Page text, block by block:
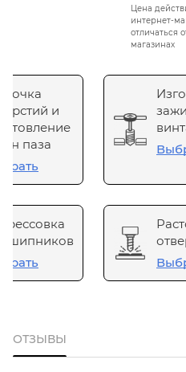
Цена
интернет-
отличаться
магазинах
и
паза
ОТЗЫВЫ